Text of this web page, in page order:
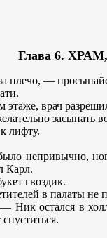
Глава 6.
плечо, —
врач
засыпать
лифту.
непривычно,
Карл.
гвоздик.
в палаты не
остался в